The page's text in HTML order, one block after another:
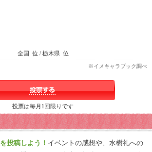
全国 位 / 栃木県 位
※イメキャラブック調べ
投票は毎月1回限りです
投稿しよう！ イベントの感想や、水樹礼への